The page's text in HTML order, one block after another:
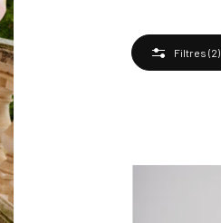
Filtres (2)